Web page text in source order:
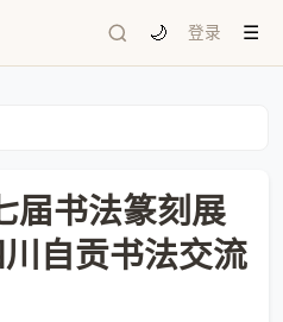
🌙 登录 ☰
届书法篆刻展
自贡书法交流